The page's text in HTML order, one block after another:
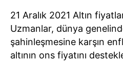
21 Aralık 2021 Altın
Uzmanlar, dünya
şahinleşmesine karşın
altının ons fiyatını